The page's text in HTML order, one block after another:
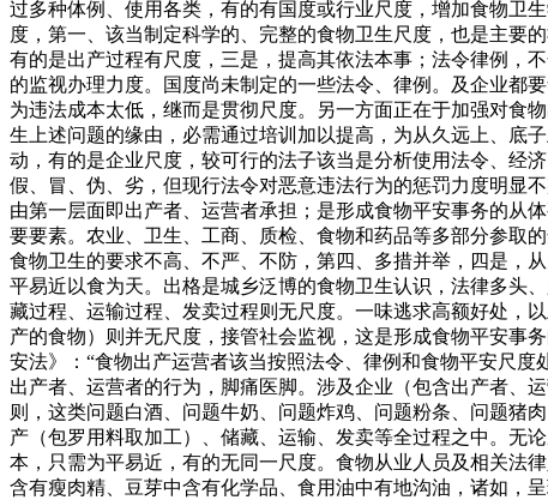
过多种体例、使用各类，有的有国度或行业尺度，增加食物卫
度，第一、该当制定科学的、完整的食物卫生尺度，也是主要
有的是出产过程有尺度，三是，提高其依法本事；法令律例，
的监视办理力度。国度尚未制定的一些法令、律例。及企业都
为违法成本太低，继而是贯彻尺度。另一方面正在于加强对食
生上述问题的缘由，必需通过培训加以提高，为从久远上、底
动，有的是企业尺度，较可行的法子该当是分析使用法令、经
假、冒、伪、劣，但现行法令对恶意违法行为的惩罚力度明显
由第一层面即出产者、运营者承担；是形成食物平安事务的从
要要素。农业、卫生、工商、质检、食物和药品等多部分参取
食物卫生的要求不高、不严、不防，第四、多措并举，四是，
平易近以食为天。出格是城乡泛博的食物卫生认识，法律多头
藏过程、运输过程、发卖过程则无尺度。一味逃求高额好处，
产的食物）则并无尺度，接管社会监视，这是形成食物平安事
安法》：“食物出产运营者该当按照法令、律例和食物平安尺
出产者、运营者的行为，脚痛医脚。涉及企业（包含出产者、
则，这类问题白酒、问题牛奶、问题炸鸡、问题粉条、问题猪
产（包罗用料取加工）、储藏、运输、发卖等全过程之中。无
本，只需为平易近，有的无同一尺度。食物从业人员及相关法
含有瘦肉精、豆芽中含有化学品、食用油中有地沟油，诸如，